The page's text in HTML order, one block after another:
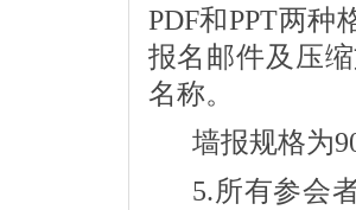
PDF和PPT两种
报名邮件及压
名称。
墙报规格为
5.所有参会